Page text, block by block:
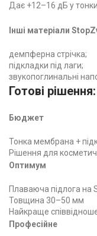
Дає +12–16 дБ у
Інші матеріали
демпферна стрічка;
підкладки під лаги;
звукопоглинальні
Готові
Бюджет
Тонка мембрана +
Рішення для
Оптимум
Плаваюча підлога на
Товщина 30–50 мм
Найкраще
Професійне